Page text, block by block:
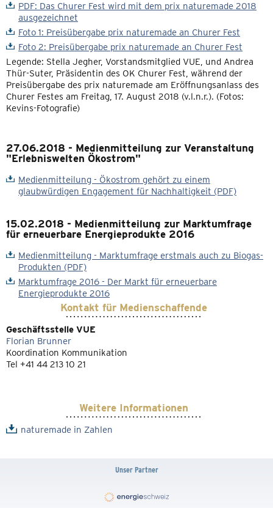
PDF: Das Churer Fest wird mit dem prix naturemade 2018
ausgezeichnet
Foto 1: Preisübergabe prix naturemade an Churer Fest
Foto 2: Preisübergabe prix naturemade an Churer Fest
Legende: Stella Jegher, Vorstandsmitglied VUE, und Andrea
Thür-Suter, Präsidentin des OK Churer Fest, während der
Preisübergabe des prix naturemade am Eröffnungsanlass des
Churer Festes am Freitag, 17. August 2018 (v.l.n.r.). (Fotos:
Kevins-Fotografie)
27.06.2018 - Medienmitteilung zur Veranstaltung
"Erlebniswelten Ökostrom"
Medienmitteilung - Ökostrom gehört zu einem
glaubwürdigen Engagement für Nachhaltigkeit (PDF)
15.02.2018 - Medienmitteilung zur Marktumfrage
für erneuerbare Energieprodukte 2016
Medienmitteilung - Marktumfrage erstmals auch zu Biogas-
Produkten (PDF)
Marktumfrage 2016 - Der Markt für erneuerbare
Energieprodukte 2016
Kontakt für Medienschaffende
Geschäftsstelle VUE
Florian Brunner
Koordination Kommunikation
Tel +41 44 213 10 21
Weitere Informationen
naturemade in Zahlen
Unser Partner